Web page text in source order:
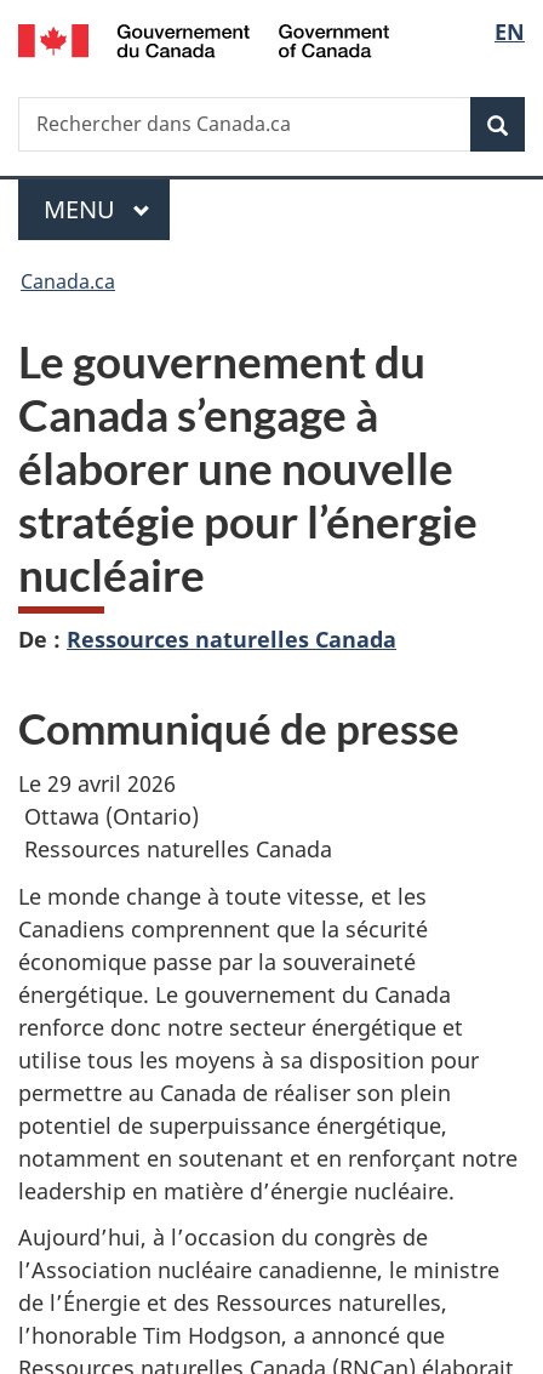
Passer
au
principal
Passer
à
Au
du
Passer
à
version
simplifiée
de
la
EN
Recherche
Rechercher
dans
Menu
MENU PRINCIPAL
Vous
ici :
Canada.ca
Le gouvernement du
Canada s’engage à
élaborer une nouvelle
stratégie pour l’énergie
nucléaire
De : Ressources naturelles Canada
Communiqué de presse
Le 29 avril 2026
Ottawa (Ontario)
Ressources naturelles Canada
Le monde change à toute vitesse, et les
Canadiens comprennent que la sécurité
économique passe par la souveraineté
énergétique. Le gouvernement du Canada
renforce donc notre secteur énergétique et
utilise tous les moyens à sa disposition pour
permettre au Canada de réaliser son plein
potentiel de superpuissance énergétique,
notamment en soutenant et en renforçant notre
leadership en matière d’énergie nucléaire.
Aujourd’hui, à l’occasion du congrès de
l’Association nucléaire canadienne, le ministre
de l’Énergie et des Ressources naturelles,
l’honorable Tim Hodgson, a annoncé que